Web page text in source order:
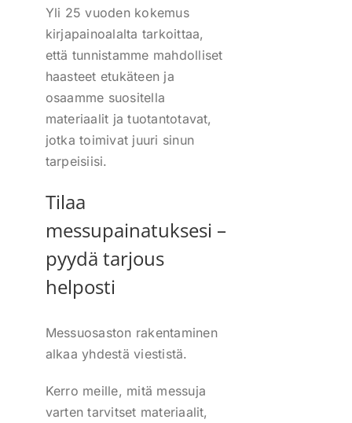
Yli 25 vuoden kokemus
kirjapainoalalta tarkoittaa,
että tunnistamme mahdolliset
haasteet etukäteen ja
osaamme suositella
materiaalit ja tuotantotavat,
jotka toimivat juuri sinun
tarpeisiisi.
Tilaa
messupainatuksesi –
pyydä tarjous
helposti
Messuosaston rakentaminen
alkaa yhdestä viestistä.
Kerro meille, mitä messuja
varten tarvitset materiaalit,